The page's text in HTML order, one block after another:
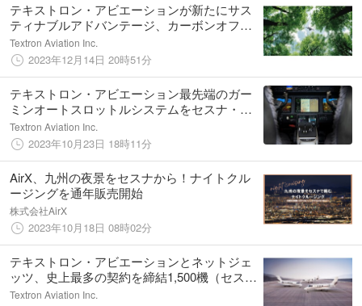
テキストロン・アビエーションが新たにサス
ティナブルアドバンテージ、カーボンオフセ
ットプログラムを提案
Textron Aviation Inc.
2023年12月14日 20時51分
テキストロン・アビエーション最先端のガー
ミンオートスロットルシステムをセスナ・サ
イテーションM2 GEN2 に搭載
Textron Aviation Inc.
2023年10月23日 18時11分
AirX、九州の夜景をセスナから！ナイトクル
ージングを通年販売開始
株式会社AirX
2023年10月18日 08時02分
テキストロン・アビエーションとネットジェ
ッツ、史上最多の契約を締結1,500機（セスナ
サイテーションジェット）
Textron Aviation Inc.